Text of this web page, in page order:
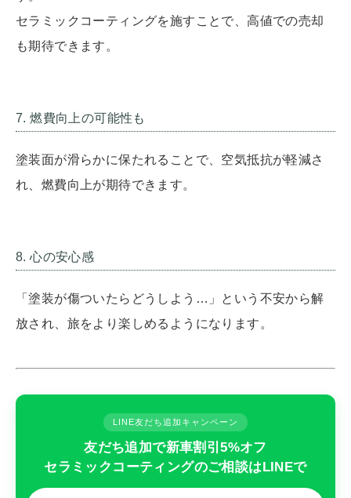
セラミックコーティングを施すことで、高値での売却
も期待できます。
7. 燃費向上の可能性も
塗装面が滑らかに保たれることで、空気抵抗が軽減さ
れ、燃費向上が期待できます。
8. 心の安心感
「塗装が傷ついたらどうしよう…」という不安から解
放され、旅をより楽しめるようになります。
LINE友だち追加キャンペーン
友だち追加で新車割引5%オフ
セラミックコーティングのご相談はLINEで